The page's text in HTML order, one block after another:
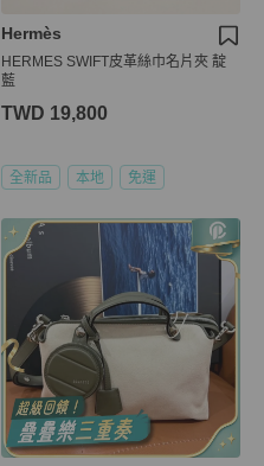
Hermès
HERMES SWIFT皮革絲巾名片夾 靛
藍
TWD 19,800
全新品 本地 免運